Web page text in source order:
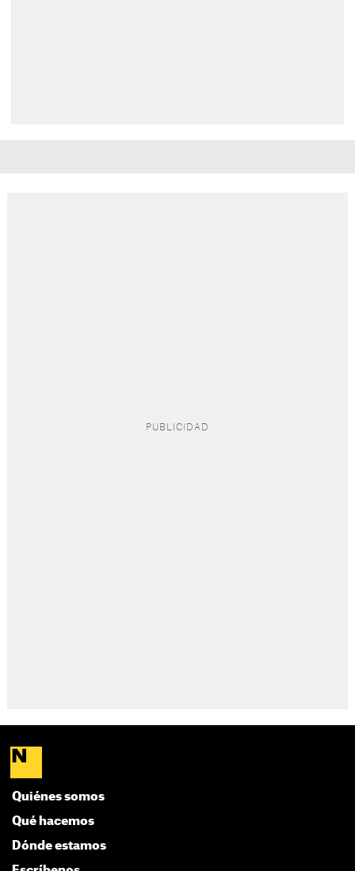
Quiénes somos
Qué hacemos
Dónde estamos